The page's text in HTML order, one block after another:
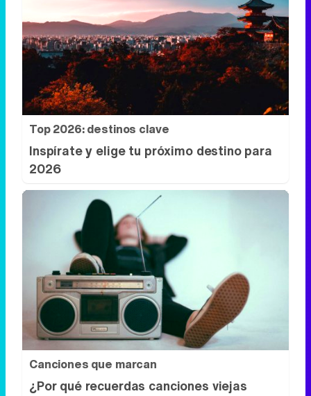
Top 2026: destinos clave
Inspírate y elige tu próximo destino para
2026
Canciones que marcan
¿Por qué recuerdas canciones viejas